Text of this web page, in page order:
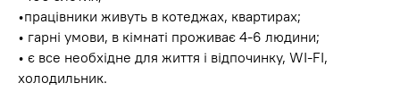
•працівники живуть в котеджах, квартирах;
• гарні умови, в кімнаті проживає 4-6 людини;
• є все необхідне для життя і відпочинку, WI-FI,
холодильник.